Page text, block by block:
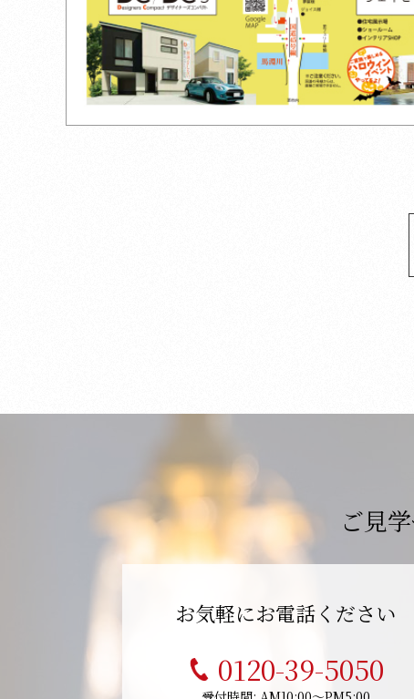
ご見
お気軽にお電話ください
0120-39-5050